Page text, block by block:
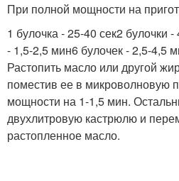
При полной мощности на
1 булочка - 25-40 сек2 булочки
- 1,5-2,5 мин6 булочек - 2,5-4,5
Растопить масло или другой
поместив ее в микроволновую
мощности на 1-1,5 мин.
двухлитровую кастрюлю и
растопленное масло.